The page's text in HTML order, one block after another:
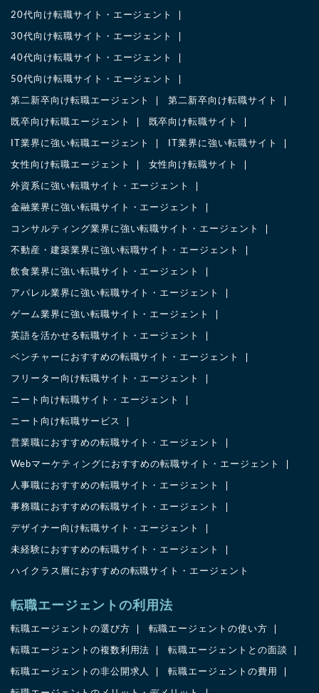
20代向け転職サイト・エージェント
30代向け転職サイト・エージェント
40代向け転職サイト・エージェント
50代向け転職サイト・エージェント
第二新卒向け転職エージェント 第二新卒向け転職サイト
既卒向け転職エージェント 既卒向け転職サイト
IT業界に強い転職エージェント IT業界に強い転職サイト
女性向け転職エージェント 女性向け転職サイト
外資系に強い転職サイト・エージェント
金融業界に強い転職サイト・エージェント
コンサルティング業界に強い転職サイト・エージェント
不動産・建築業界に強い転職サイト・エージェント
飲食業界に強い転職サイト・エージェント
アパレル業界に強い転職サイト・エージェント
ゲーム業界に強い転職サイト・エージェント
英語を活かせる転職サイト・エージェント
ベンチャーにおすすめの転職サイト・エージェント
フリーター向け転職サイト・エージェント
ニート向け転職サイト・エージェント
ニート向け転職サービス
営業職におすすめの転職サイト・エージェント
Webマーケティングにおすすめの転職サイト・エージェント
人事職におすすめの転職サイト・エージェント
事務職におすすめの転職サイト・エージェント
デザイナー向け転職サイト・エージェント
未経験におすすめの転職サイト・エージェント
ハイクラス層におすすめの転職サイト・エージェント
転職エージェントの利用法
転職エージェントの選び方 転職エージェントの使い方
転職エージェントの複数利用法 転職エージェントとの面談
転職エージェントの非公開求人 転職エージェントの費用